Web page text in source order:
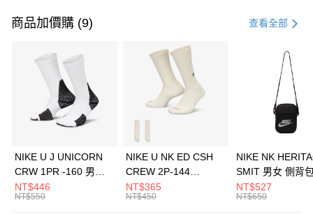
信用卡一次付款
3 期 0 利率 每期 21家銀行
合作金庫商業銀行
第一商業銀行
華南商業銀行
彰化商業銀行
上海商業儲蓄銀行
元大商業銀行
Apple Pay
全盈+PAY
AFTEE先享後付
商品加價購 (9) 查看全部
NIKE U J UNICORN
CRW 1PR -160 男女
中統襪 FZ3393100
NT$446
NT$550
NIKE U NK ED CSH
CREW 2P-144
EMBRDY 男女 短統襪
FZ3073133
NT$365
NT$450
NIKE NK
SMIT 男女 側背
BA5871010
NT$527
NT$650